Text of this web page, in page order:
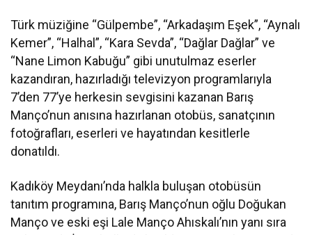
Türk müziğine “Gülpembe”, “Arkadaşım Eşek”, “Aynalı
Kemer”, “Halhal”, “Kara Sevda”, “Dağlar Dağlar” ve
“Nane Limon Kabuğu” gibi unutulmaz eserler
kazandıran, hazırladığı televizyon programlarıyla
7’den 77’ye herkesin sevgisini kazanan Barış
Manço’nun anısına hazırlanan otobüs, sanatçının
fotoğrafları, eserleri ve hayatından kesitlerle
donatıldı.
Kadıköy Meydanı’nda halkla buluşan otobüsün
tanıtım programına, Barış Manço’nun oğlu Doğukan
Manço ve eski eşi Lale Manço Ahıskalı’nın yanı sıra